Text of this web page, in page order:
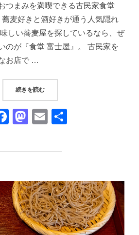
つまみを満喫できる古民家食堂
蕎麦好きと酒好きが通う人気隠れ
しい蕎麦屋を探しているなら、ぜ
のが『食堂 富士屋』。 古民家を
お店で …
続きを読む“『食堂 富士屋』①｜修善寺の隠れ
F
c
b
o
o
k
M
st
d
o
n
E
ail